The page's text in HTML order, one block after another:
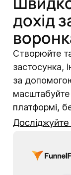
дохід
Створюйте
застосунка,
за
масштабуйте
платформі,